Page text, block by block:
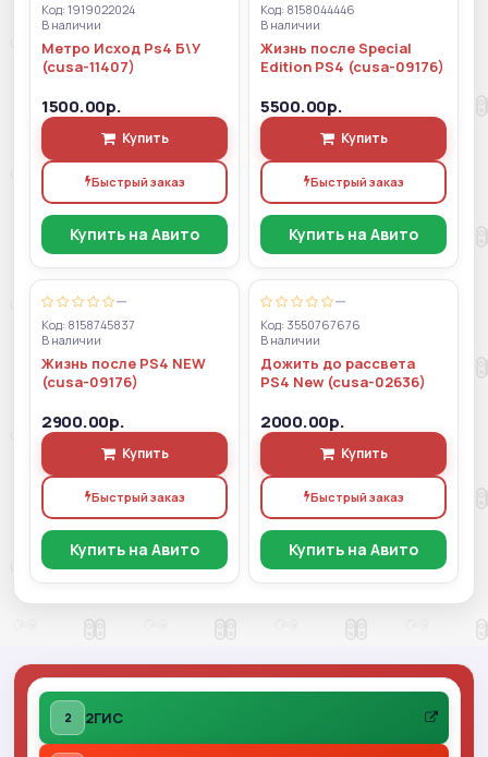
Код: 1919022024
В наличии
Метро Исход Ps4 Б\У
(cusa-11407)
1500.00р.
Купить
Быстрый заказ
Купить на Авито
Код: 8158044446
В наличии
Жизнь после Special
Edition PS4 (cusa-09176)
5500.00р.
Купить
Быстрый заказ
Купить на Авито
—
Код: 8158745837
В наличии
Жизнь после PS4 NEW
(cusa-09176)
2900.00р.
Купить
Быстрый заказ
Купить на Авито
—
Код: 3550767676
В наличии
Дожить до рассвета
PS4 New (cusa-02636)
2000.00р.
Купить
Быстрый заказ
Купить на Авито
2 2ГИС